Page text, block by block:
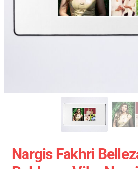
Nargis Fakhri